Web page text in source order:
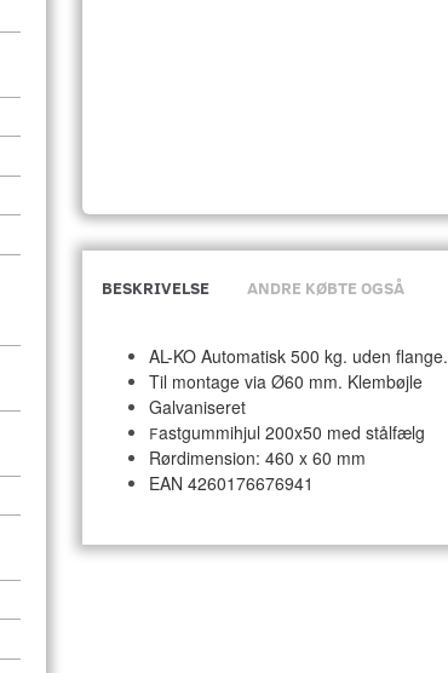
BESKRIVELSE ANDRE KØBTE OGSÅ
AL-KO Automatisk 500 kg. uden flange.
Til montage via Ø60 mm. Klembøjle
Galvaniseret
Fastgummihjul 200x50 med stålfælg
Rørdimension: 460 x 60 mm
EAN 4260176676941